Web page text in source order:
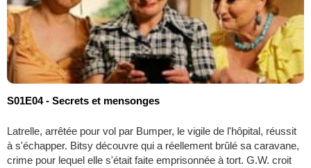
S01E04 - Secrets et mensonges
Latrelle, arrêtée pour vol par Bumper, le vigile de l'hôpital, réussit
à s'échapper. Bitsy découvre qui a réellement brûlé sa caravane,
crime pour lequel elle s'était faite emprisonnée à tort. G.W. croit